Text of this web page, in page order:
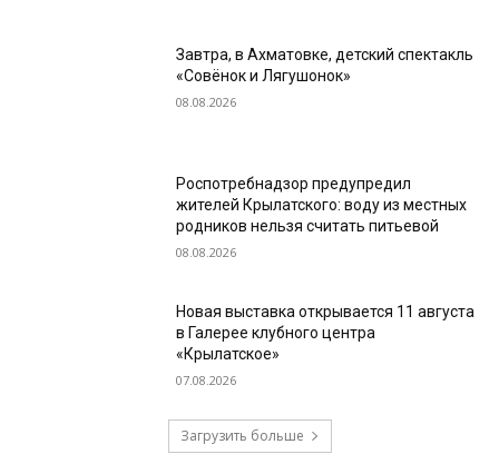
Завтра, в Ахматовке, детский спектакль
«Совёнок и Лягушонок»
08.08.2026
Роспотребнадзор предупредил
жителей Крылатского: воду из местных
родников нельзя считать питьевой
08.08.2026
Новая выставка открывается 11 августа
в Галерее клубного центра
«Крылатское»
07.08.2026
Загрузить больше